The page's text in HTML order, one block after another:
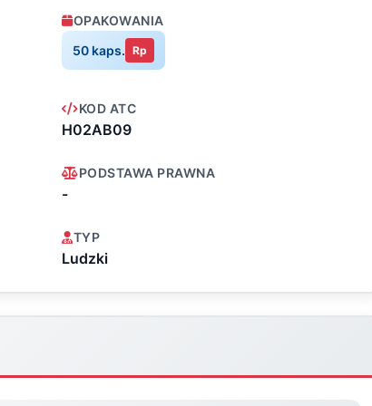
OPAKOWANIA
50 kaps. Rp
KOD ATC
H02AB09
PODSTAWA PRAWNA
-
TYP
Ludzki